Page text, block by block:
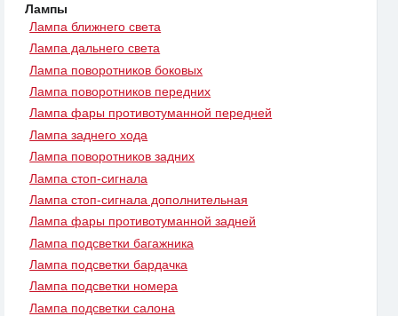
Лампы
Лампа ближнего света
Лампа дальнего света
Лампа поворотников боковых
Лампа поворотников передних
Лампа фары противотуманной передней
Лампа заднего хода
Лампа поворотников задних
Лампа стоп-сигнала
Лампа стоп-сигнала дополнительная
Лампа фары противотуманной задней
Лампа подсветки багажника
Лампа подсветки бардачка
Лампа подсветки номера
Лампа подсветки салона